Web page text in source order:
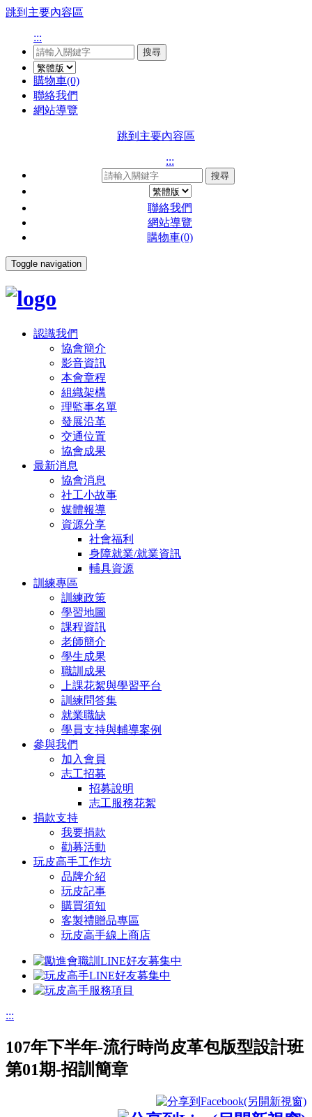
跳到主要內容區
:::
搜尋
購物車(0)
聯絡我們
網站導覽
跳到主要內容區
:::
搜尋
聯絡我們
網站導覽
購物車(0)
Toggle navigation
認識我們
協會簡介
影音資訊
本會章程
組織架構
理監事名單
發展沿革
交通位置
協會成果
最新消息
協會消息
社工小故事
媒體報導
資源分享
社會福利
身障就業/就業資訊
輔具資源
訓練專區
訓練政策
學習地圖
課程資訊
老師簡介
學生成果
職訓成果
上課花絮與學習平台
訓練問答集
就業職缺
學員支持與輔導案例
參與我們
加入會員
志工招募
招募說明
志工服務花絮
捐款支持
我要捐款
勸募活動
玩皮高手工作坊
品牌介紹
玩皮記事
購買須知
客製禮贈品專區
玩皮高手線上商店
:::
107年下半年-流行時尚皮革包版型設計班
第01期-招訓簡章